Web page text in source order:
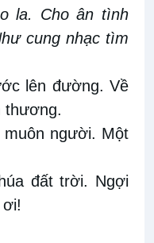
la. Cho ân tình
cung nhạc tìm
lên đường. Về
thương.
người. Một
đất trời. Ngợi